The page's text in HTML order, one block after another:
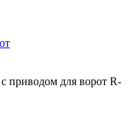
приводом для ворот R-